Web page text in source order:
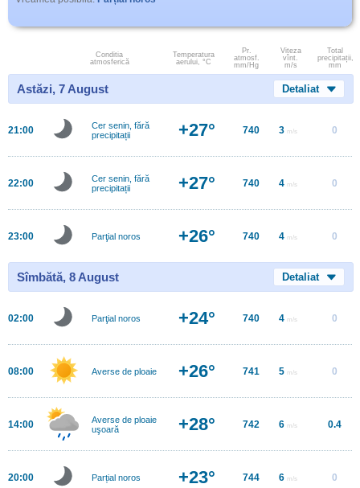
Conditia
atmosferică
Temperatura
aerului, °C
Pr.
atmosf.
mm/Hg
Viteza
vînt.
m/s
Total
precipitații,
mm
Astăzi, 7 August Detaliat
21:00
Cer senin, fără
precipitații
+27° 740 3 m/s 0
22:00
Cer senin, fără
precipitații
+27° 740 4 m/s 0
23:00 Parţial noros +26° 740 4 m/s 0
Sîmbătă, 8 August Detaliat
02:00 Parţial noros +24° 740 4 m/s 0
08:00 Averse de ploaie +26° 741 5 m/s 0
14:00
Averse de ploaie
uşoară
+28° 742 6 m/s 0.4
20:00 Parțial noros +23° 744 6 m/s 0